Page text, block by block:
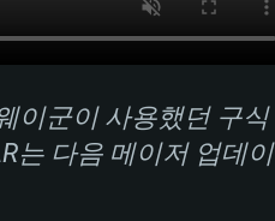
이군이 사용했던 구식
는 다음 메이저 업데이